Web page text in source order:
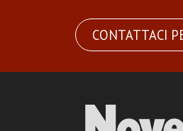
CONTATTACI